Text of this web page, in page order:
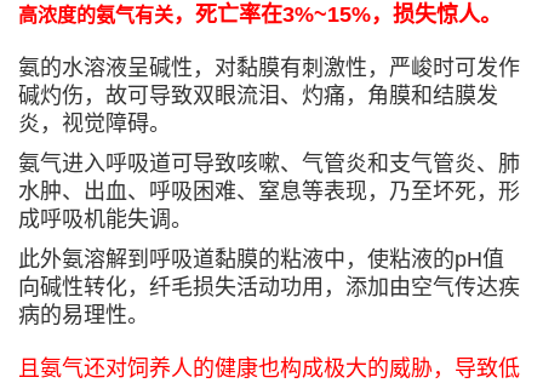
高浓度的氨气有关，死亡率在3%~15%，损失惊人。
氨的水溶液呈碱性，对黏膜有刺激性，严峻时可发作
碱灼伤，故可导致双眼流泪、灼痛，角膜和结膜发
炎，视觉障碍。
氨气进入呼吸道可导致咳嗽、气管炎和支气管炎、肺
水肿、出血、呼吸困难、窒息等表现，乃至坏死，形
成呼吸机能失调。
此外氨溶解到呼吸道黏膜的粘液中，使粘液的pH值
向碱性转化，纤毛损失活动功用，添加由空气传达疾
病的易理性。
且氨气还对饲养人的健康也构成极大的威胁，导致低